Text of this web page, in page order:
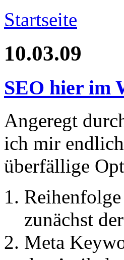
Startseite
10.03.09
SEO hier im
Angeregt
ich mir
überfällige
zunächst
Meta